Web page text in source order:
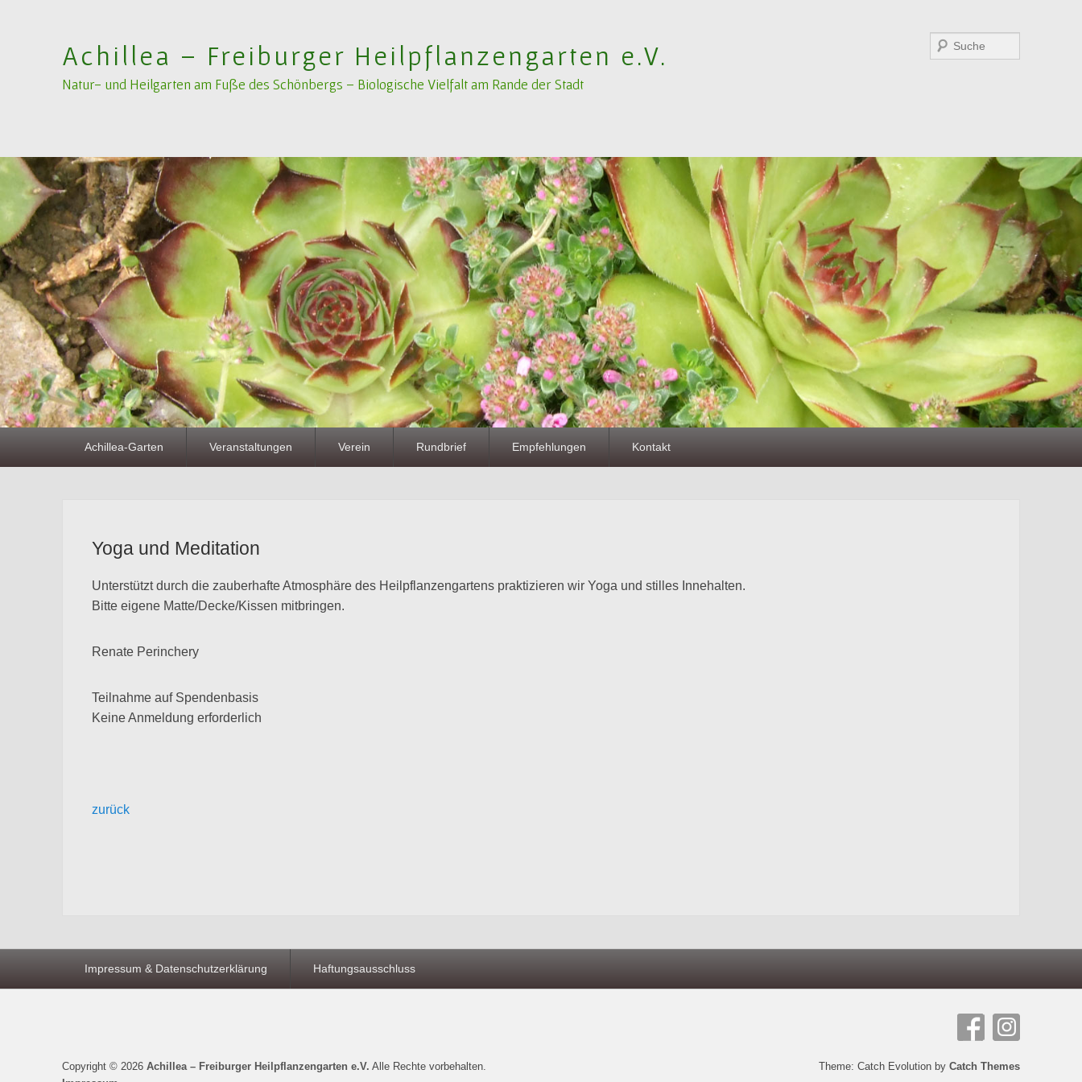
Achillea – Freiburger Heilpflanzengarten e.V.
Natur- und Heilgarten am Fuße des Schönbergs – Biologische Vielfalt am Rande der Stadt
Suchen
Achillea-Garten Veranstaltungen Verein Rundbrief Empfehlungen Kontakt
Yoga und Meditation
Unterstützt durch die zauberhafte Atmosphäre des Heilpflanzengartens praktizieren wir Yoga und stilles Innehalten.
Bitte eigene Matte/Decke/Kissen mitbringen.
Renate Perinchery
Teilnahme auf Spendenbasis
Keine Anmeldung erforderlich
zurück
Impressum & Datenschutzerklärung Haftungsausschluss
Copyright © 2026 Achillea – Freiburger Heilpflanzengarten e.V. Alle Rechte vorbehalten.
Theme: Catch Evolution by Catch Themes